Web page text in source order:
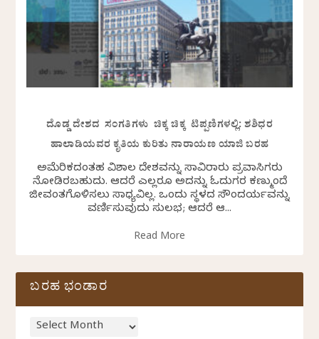
ದೊಡ್ಡ ದೇಶದ ಸಂಗತಿಗಳು ಚಿಕ್ಕ ಚಿಕ್ಕ ಟಿಪ್ಪಣಿಗಳಲ್ಲಿ: ಶಶಿಧರ
ಹಾಲಾಡಿಯವರ ಕೃತಿಯ ಕುರಿತು ನಾರಾಯಣ ಯಾಜಿ ಬರಹ
ಅಮೆರಿಕದಂತಹ ವಿಶಾಲ ದೇಶವನ್ನು ಸಾವಿರಾರು ಪ್ರವಾಸಿಗರು
ನೋಡಿರಬಹುದು. ಆದರೆ ಎಲ್ಲರೂ ಅದನ್ನು ಓದುಗರ ಕಣ್ಮುಂದೆ
ಜೀವಂತಗೊಳಿಸಲು ಸಾಧ್ಯವಿಲ್ಲ. ಒಂದು ಸ್ಥಳದ ಸೌಂದರ್ಯವನ್ನು
ವರ್ಣಿಸುವುದು ಸುಲಭ; ಆದರೆ ಆ...
Read More
ಬರಹ ಭಂಡಾರ